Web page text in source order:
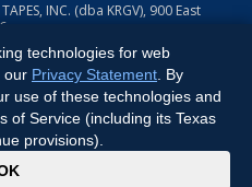
INC. (dba KRGV), 900 East
Ruby Shore Software
technologies for web
our Privacy Statement . By
use of these technologies and
of Service (including its Texas
provisions).